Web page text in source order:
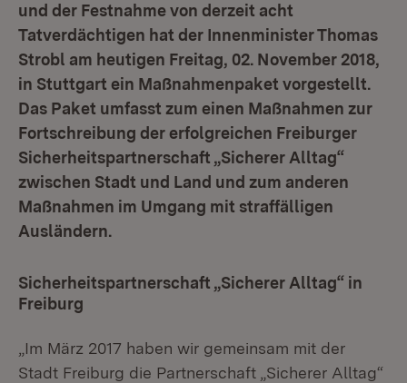
und der Festnahme von derzeit acht
Tatverdächtigen hat der Innenminister Thomas
Strobl am heutigen Freitag, 02. November 2018,
in Stuttgart ein Maßnahmenpaket vorgestellt.
Das Paket umfasst zum einen Maßnahmen zur
Fortschreibung der erfolgreichen Freiburger
Sicherheitspartnerschaft „Sicherer Alltag“
zwischen Stadt und Land und zum anderen
Maßnahmen im Umgang mit straffälligen
Ausländern.
Sicherheitspartnerschaft „Sicherer Alltag“ in
Freiburg
„Im März 2017 haben wir gemeinsam mit der
Stadt Freiburg die Partnerschaft „Sicherer Alltag“